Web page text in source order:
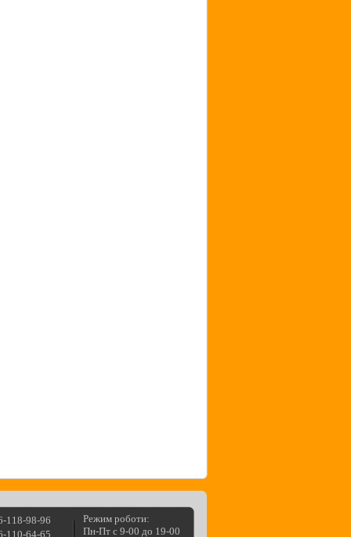
118-98-96
110-64-65
Режим роботи:
Пн-Пт с 9-00 до 19-00